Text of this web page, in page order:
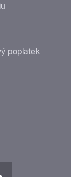
poplatek